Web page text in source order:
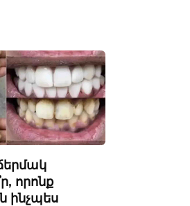
որոնք
ինչպես